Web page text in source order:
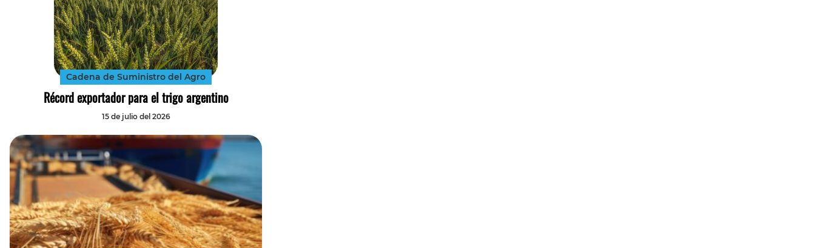
Cadena de Suministro del Agro
Récord exportador para el trigo argentino
15 de julio del 2026